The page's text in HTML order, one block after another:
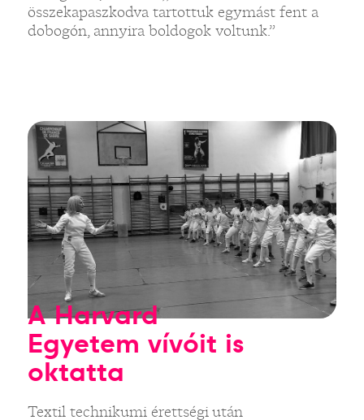
összekapaszkodva tartottuk egymást fent a
dobogón, annyira boldogok voltunk.”
A Harvard
Egyetem vívóit is
oktatta
Textil technikumi érettségi után